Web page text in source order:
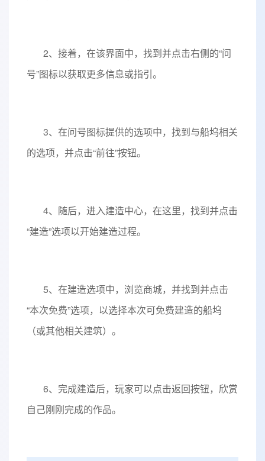
2、接着，在该界面中，找到并点击右侧的“问
号”图标以获取更多信息或指引。
3、在问号图标提供的选项中，找到与船坞相关
的选项，并点击“前往”按钮。
4、随后，进入建造中心，在这里，找到并点击
“建造”选项以开始建造过程。
5、在建造选项中，浏览商城，并找到并点击
“本次免费”选项，以选择本次可免费建造的船坞
（或其他相关建筑）。
6、完成建造后，玩家可以点击返回按钮，欣赏
自己刚刚完成的作品。